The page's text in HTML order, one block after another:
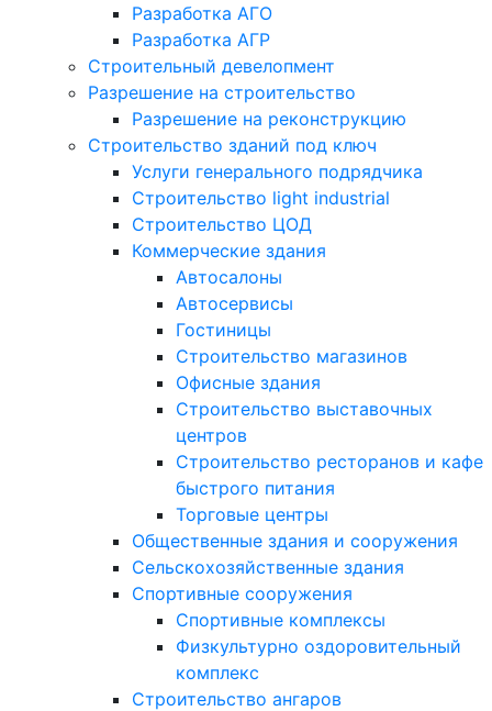
Разработка АГО
Разработка АГР
Строительный девелопмент
Разрешение на строительство
Разрешение на реконструкцию
Строительство зданий под ключ
Услуги генерального подрядчика
Строительство light industrial
Строительство ЦОД
Коммерческие здания
Автосалоны
Автосервисы
Гостиницы
Строительство магазинов
Офисные здания
Строительство выставочных
центров
Строительство ресторанов и кафе
быстрого питания
Торговые центры
Общественные здания и сооружения
Сельскохозяйственные здания
Спортивные сооружения
Спортивные комплексы
Физкультурно оздоровительный
комплекс
Строительство ангаров